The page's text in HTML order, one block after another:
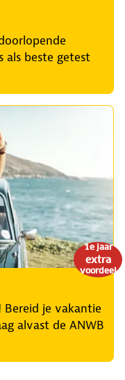
als beste getest
1e jaar
extra
voordeel
Bereid je vakantie
alvast de ANWB